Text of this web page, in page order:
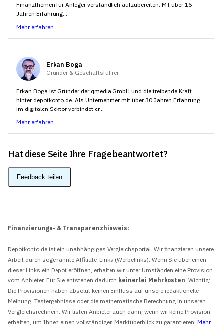
Finanzthemen für Anleger verständlich aufzubereiten. Mit über 16
Jahren Erfahrung...
Mehr erfahren
Erkan Boga
Gründer & Geschäftsführer
Erkan Boga ist Gründer der qmedia GmbH und die treibende Kraft
hinter depotkonto.de. Als Unternehmer mit über 30 Jahren Erfahrung
im digitalen Sektor verbindet er...
Mehr erfahren
Hat diese Seite Ihre Frage beantwortet?
Feedback teilen
Finanzierungs- & Transparenzhinweis:
Depotkonto.de ist ein unabhängiges Vergleichsportal. Wir finanzieren unsere
Arbeit durch sogenannte Affiliate-Links (Werbelinks). Wenn Sie über einen
dieser Links ein Depot eröffnen, erhalten wir unter Umständen eine Provision
vom Anbieter. Für Sie entstehen dadurch keinerlei Mehrkosten. Wichtig:
Die Provisionen haben absolut keinen Einfluss auf unsere redaktionelle
Meinung, Testergebnisse oder die mathematische Berechnung in unseren
Vergleichsrechnern. Wir listen Anbieter auch dann, wenn wir keine Provision
erhalten, um Ihnen einen vollständigen Marktüberblick zu garantieren. Mehr